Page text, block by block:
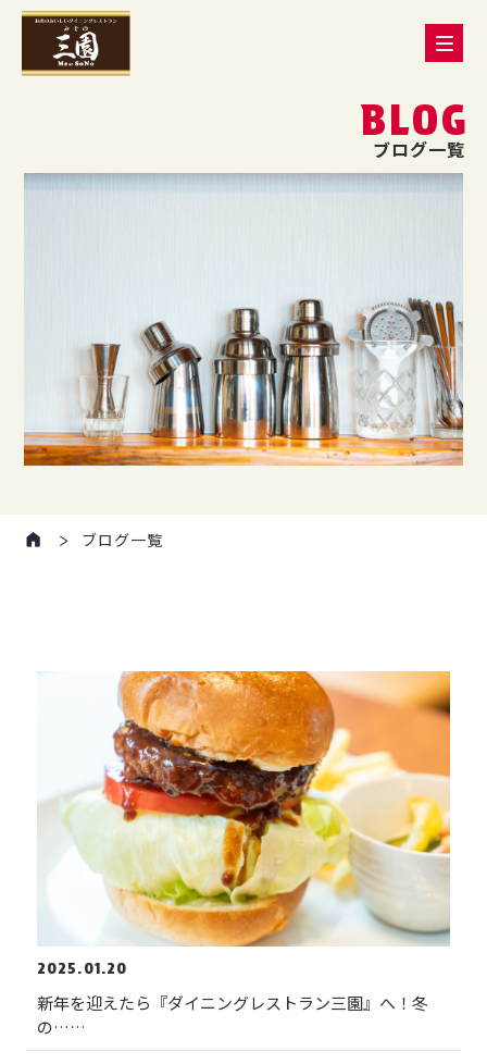
BLOG
ブログ一覧
ブログ一覧
2025.01.20
新年を迎えたら『ダイニングレストラン三園』へ！冬
の……